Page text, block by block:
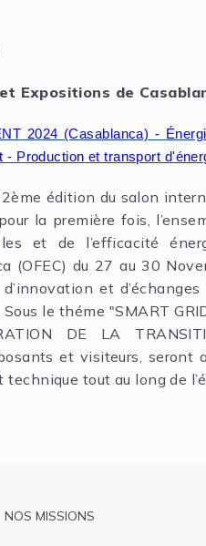
Expositions de
2024 (Casablanca) -
- Production et transport
édition du salon
la première fois,
et de l’efficacité
(OFEC) du 27 au 30
et
le théme "SMART
DE LA
et visiteurs, seront
tout au long de
Pied
NOS MISSIONS